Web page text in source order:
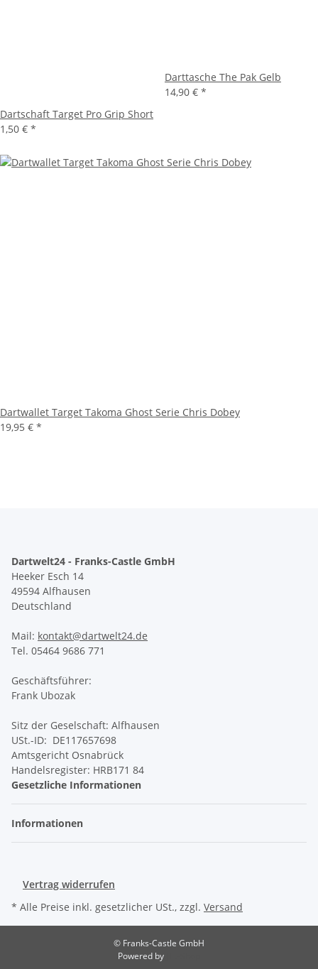
Dartschaft Target Pro Grip Short
1,50 € *
Darttasche The Pak Gelb
14,90 € *
Dartwallet Target Takoma Ghost Serie Chris Dobey
19,95 € *
Dartwelt24 - Franks-Castle GmbH
Heeker Esch 14
49594 Alfhausen
Deutschland
Mail: kontakt@dartwelt24.de
Tel. 05464 9686 771
Geschäftsführer:
Frank Ubozak
Sitz der Geselschaft: Alfhausen
USt.-ID: DE117657698
Amtsgericht Osnabrück
Handelsregister: HRB171 84
Gesetzliche Informationen
Informationen
Vertrag widerrufen
* Alle Preise inkl. gesetzlicher USt., zzgl. Versand
© Franks-Castle GmbH
Powered by